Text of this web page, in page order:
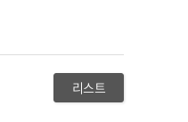
리스트